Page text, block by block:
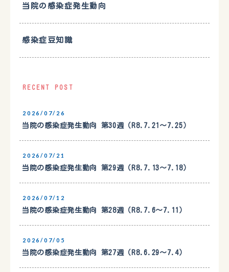
当院の感染症発生動向
感染症豆知識
RECENT POST
2026/07/26
当院の感染症発生動向 第30週（R8.7.21〜7.25）
2026/07/21
当院の感染症発生動向 第29週（R8.7.13〜7.18）
2026/07/12
当院の感染症発生動向 第28週（R8.7.6〜7.11）
2026/07/05
当院の感染症発生動向 第27週（R8.6.29〜7.4）